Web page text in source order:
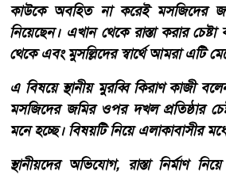
কাউকে অবহিত না করেই মসজিদের
নিয়েছেন। এখান থেকে রাস্তা করার
থেকে এবং মুসল্লিদের স্বার্থে আমরা এটি
এ বিষয়ে স্থানীয় মুরব্বি কিরাণ কাজী
মসজিদের জমির ওপর দখল প্রতিষ্ঠার
মনে হচ্ছে। বিষয়টি নিয়ে এলাকাবাসীর
স্থানীয়দের অভিযোগ, রাস্তা নির্মাণ